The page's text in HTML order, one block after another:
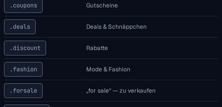
.coupons Gutscheine
.deals Deals & Schnäppchen
.discount Rabatte
.fashion Mode & Fashion
.forsale „for sale“ — zu verkaufen